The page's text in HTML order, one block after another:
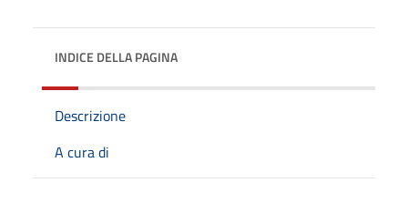
INDICE DELLA PAGINA
Descrizione
A cura di